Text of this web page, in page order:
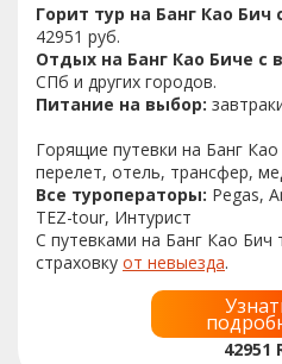
Горит тур на Банг Као Бич
42951 руб.
Отдых на Банг Као Биче с
СПб и других городов.
Питание на выбор:
Горящие путевки на Банг
перелет, отель, трансфер,
Все туроператоры: Pegas,
TEZ-tour, Интурист
С путевками на Банг Као
страховку от невыезда.
42951